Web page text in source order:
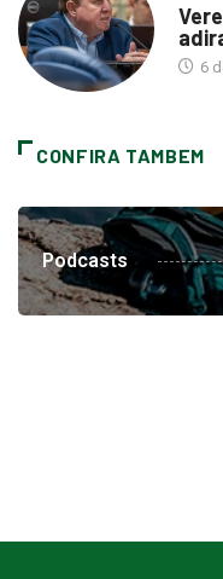
6
CONFIRA TAMBEM
Podcasts